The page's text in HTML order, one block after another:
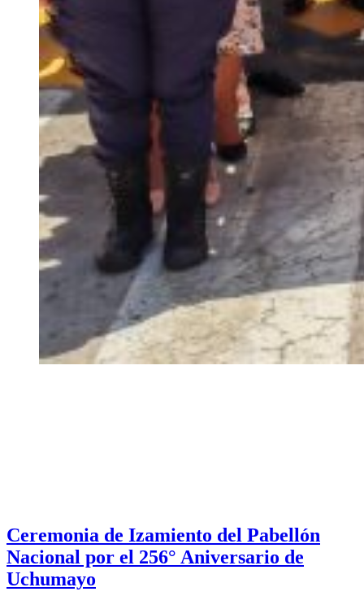
Ceremonia de Izamiento del Pabellón
Nacional por el 256° Aniversario de
Uchumayo